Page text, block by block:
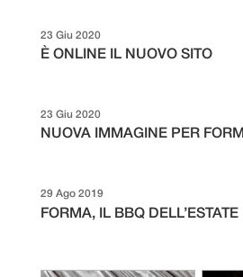
È ONLINE IL NUOVO SITO
23 Giu 2020
NUOVA IMMAGINE PER
23 Giu 2020
FORMA, IL BBQ DELL’ESTATE
29 Ago 2019